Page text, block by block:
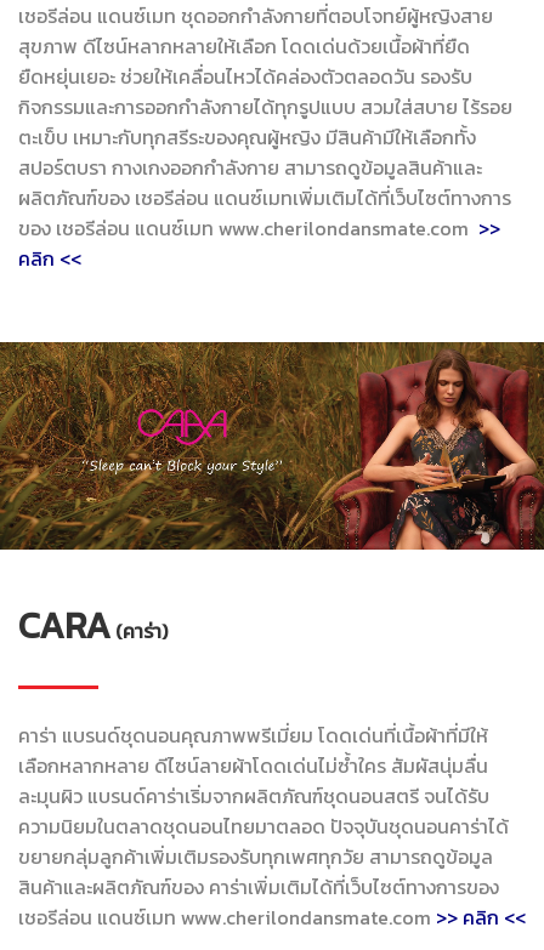
เชอรีล่อน แดนซ์เมท ชุดออกกำลังกายที่ตอบโจทย์ผู้หญิงสาย
สุขภาพ ดีไซน์หลากหลายให้เลือก โดดเด่นด้วยเนื้อผ้าที่ยืด
ยืดหยุ่นเยอะ ช่วยให้เคลื่อนไหวได้คล่องตัวตลอดวัน รองรับ
กิจกรรมและการออกกำลังกายได้ทุกรูปแบบ สวมใส่สบาย ไร้รอย
ตะเข็บ เหมาะกับทุกสรีระของคุณผู้หญิง มีสินค้ามีให้เลือกทั้ง
สปอร์ตบรา กางเกงออกกำลังกาย สามารถดูข้อมูลสินค้าและ
ผลิตภัณฑ์ของ เชอรีล่อน แดนซ์เมทเพิ่มเติมได้ที่เว็บไซต์ทางการ
ของ เชอรีล่อน แดนซ์เมท www.cherilondansmate.com >>
คลิก <<
CARA (คาร่า)
คาร่า แบรนด์ชุดนอนคุณภาพพรีเมี่ยม โดดเด่นที่เนื้อผ้าที่มีให้
เลือกหลากหลาย ดีไซน์ลายผ้าโดดเด่นไม่ซ้ำใคร สัมผัสนุ่มลื่น
ละมุนผิว แบรนด์คาร่าเริ่มจากผลิตภัณฑ์ชุดนอนสตรี จนได้รับ
ความนิยมในตลาดชุดนอนไทยมาตลอด ปัจจุบันชุดนอนคาร่าได้
ขยายกลุ่มลูกค้าเพิ่มเติมรองรับทุกเพศทุกวัย สามารถดูข้อมูล
สินค้าและผลิตภัณฑ์ของ คาร่าเพิ่มเติมได้ที่เว็บไซต์ทางการของ
เชอรีล่อน แดนซ์เมท www.cherilondansmate.com >> คลิก <<